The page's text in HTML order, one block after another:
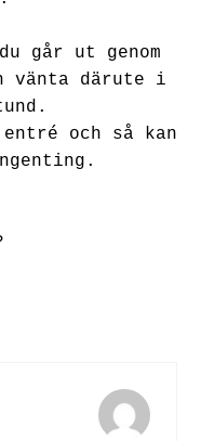
går ut genom
vänta därute i
och så kan